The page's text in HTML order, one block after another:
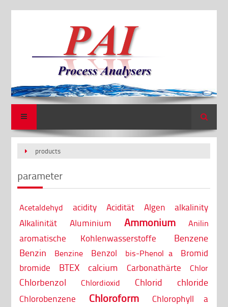
Search
products
parameter
Acetaldehyd acidity Acidität Algen
alkalinity
Alkalinität
Aluminium Ammonium Anilin
aromatische Kohlenwasserstoffe
Benzene
Benzin
Benzine Benzol bis-Phenol a
Bromid
bromide
BTEX calcium Carbonathärte Chlor
Chlorbenzol Chlordioxid Chlorid chloride
Chlorobenzene Chloroform
Chlorophyll a